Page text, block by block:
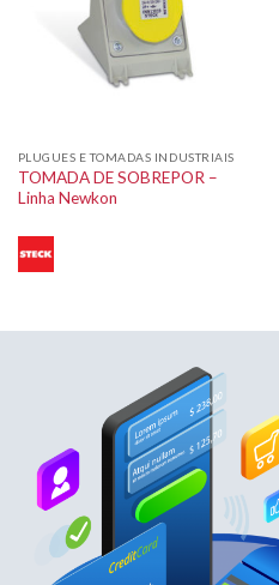
PLUGUES E TOMADAS INDUSTRIAIS
TOMADA DE SOBREPOR –
Linha Newkon